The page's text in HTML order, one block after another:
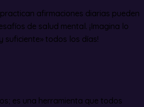
afirmaciones diarias pueden
de salud mental. ¡Imagina lo
suficiente» todos los días!
es una herramienta que todos